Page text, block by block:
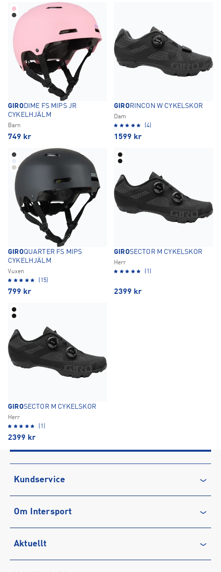
GIRODIME FS MIPS JR
CYKELHJÄLM
Barn
749 kr
GIRORINCON W CYKELSKOR
Dam
(4)
1599 kr
GIROQUARTER FS MIPS
CYKELHJÄLM
Vuxen
(15)
799 kr
GIROSECTOR M CYKELSKOR
Herr
(1)
2399 kr
GIROSECTOR M CYKELSKOR
Herr
(1)
2399 kr
Kundservice
Vanliga frågor & svar
Köpvillkor
Integritetspolicy
Om Intersport
Karriär på INTERSPORT
Aktuellt